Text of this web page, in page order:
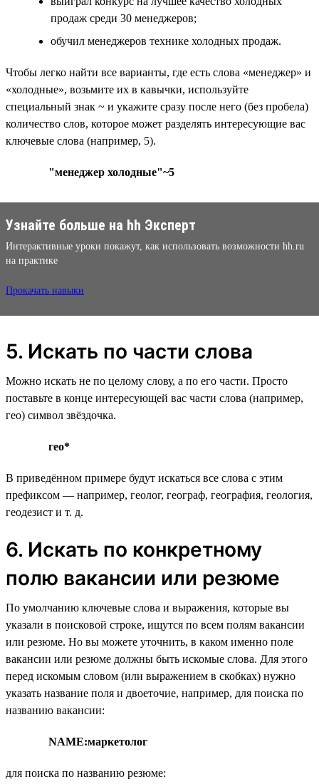
продаж среди 30 менеджеров;
обучил менеджеров технике холодных продаж.
Чтобы легко найти все варианты, где есть слова «менеджер» и
«холодные», возьмите их в кавычки, используйте
специальный знак ~ и укажите сразу после него (без пробела)
количество слов, которое может разделять интересующие вас
ключевые слова (например, 5).
"менеджер холодные"~5
Узнайте больше на hh Эксперт
Интерактивные уроки покажут, как использовать возможности hh.ru
на практике
Прокачать навыки
5. Искать по части слова
Можно искать не по целому слову, а по его части. Просто
поставьте в конце интересующей вас части слова (например,
гео) символ звёздочка.
гео*
В приведённом примере будут искаться все слова с этим
префиксом — например, геолог, географ, география, геология,
геодезист и т. д.
6. Искать по конкретному
полю вакансии или резюме
По умолчанию ключевые слова и выражения, которые вы
указали в поисковой строке, ищутся по всем полям вакансии
или резюме. Но вы можете уточнить, в каком именно поле
вакансии или резюме должны быть искомые слова. Для этого
перед искомым словом (или выражением в скобках) нужно
указать название поля и двоеточие, например, для поиска по
названию вакансии:
NAME:маркетолог
для поиска по названию резюме: